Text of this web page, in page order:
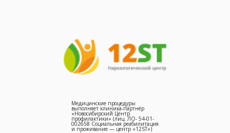
Медицинские процедуры
выполняет клиника‑партнёр
«Новосибирский Центр
профилактики» (лиц. ЛО- 54-01-
002658 Социальная реабилитация
и проживание — центр «12ST»)